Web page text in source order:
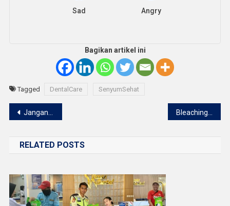
Sad Angry
Bagikan artikel ini
Tagged DentalCare SenyumSehat
Navigasi
Jangan Tunggu Sakit! Pemeriksaan Gigi Rutin Penting untuk Menjaga Kesehatan Mulut
RELATED POSTS